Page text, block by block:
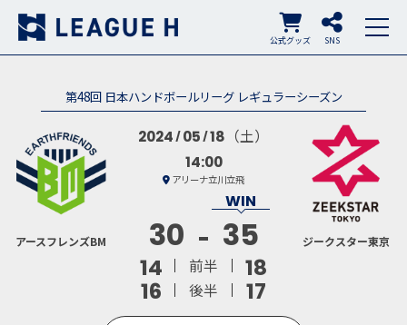
SNS
公式グッズ
第48回 日本ハンドボールリーグ レギュラーシーズン
アースフレンズBM
2024 05 18 （土）
14:00
アリーナ立川立飛
30 35
14 前半
18
16
後半 17
ジークスター東京